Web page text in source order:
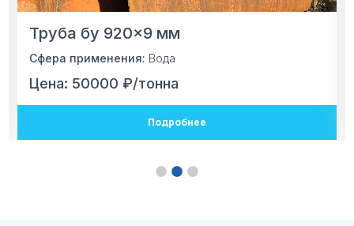
Труба бу 920×9 мм
Сфера применения: Вода
Цена: 50000 ₽/тонна
Подробнее